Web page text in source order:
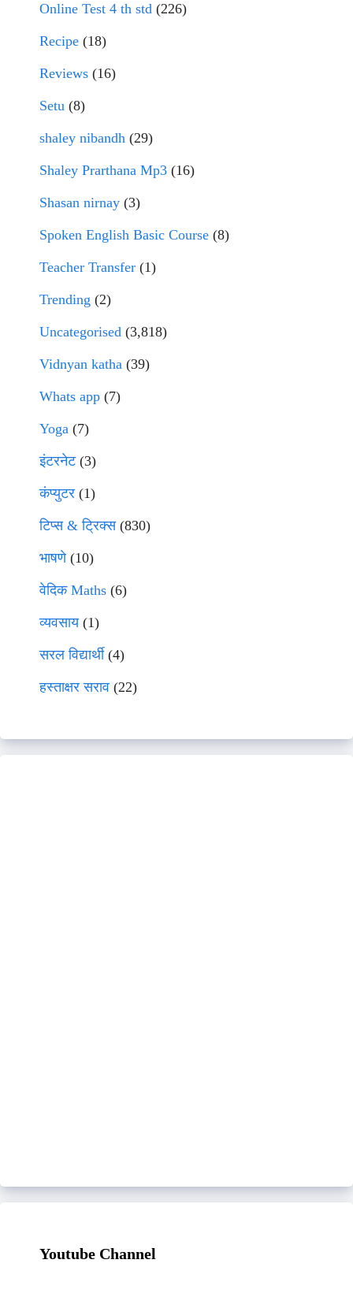
Online Test 4 th std (226)
Recipe (18)
Reviews (16)
Setu (8)
shaley nibandh (29)
Shaley Prarthana Mp3 (16)
Shasan nirnay (3)
Spoken English Basic Course (8)
Teacher Transfer (1)
Trending (2)
Uncategorised (3,818)
Vidnyan katha (39)
Whats app (7)
Yoga (7)
इंटरनेट(3)
कंप्युटर (1)
टिप्स & ट्रिक्स(830)
भाषणे(10)
वेदिक Maths (6)
व्यवसाय(1)
सरल विद्यार्थी(4)
हस्ताक्षर सराव (22)
Youtube Channel